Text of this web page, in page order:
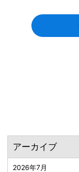
アーカイブ
2026年7月